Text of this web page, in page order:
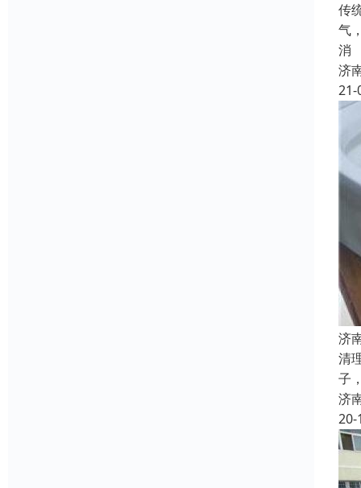
传
气
消
济
21-
济
清
子
济
20-